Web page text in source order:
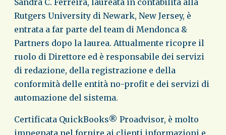
Sandra C. Ferreira, laureata in contabilità alla
Rutgers University di Newark, New Jersey, è
entrata a far parte del team di Mendonca &
Partners dopo la laurea. Attualmente ricopre il
ruolo di Direttore ed è responsabile dei servizi
di redazione, della registrazione e della
conformità delle entità no-profit e dei servizi di
automazione del sistema.
Certificata QuickBooks® Proadvisor, è molto
impegnata nel fornire ai clienti informazioni e